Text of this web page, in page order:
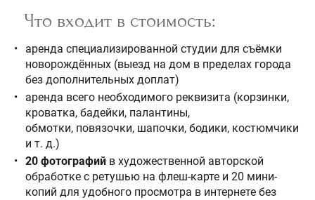
Что входит в стоимость:
аренда специализированной студии для съёмки
новорождённых (выезд на дом в пределах города
без дополнительных доплат)
аренда всего необходимого реквизита (корзинки,
кроватка, бадейки, палантины,
обмотки, повязочки, шапочки, бодики, костюмчики
и т. д.)
20 фотографий в художественной авторской
обработке с ретушью на флеш-карте и 20 мини-
копий для удобного просмотра в интернете без